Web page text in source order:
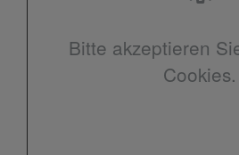
Bitte akzeptieren
Cookies.